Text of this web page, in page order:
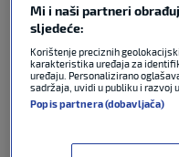
jedna dionica Cole
kasnije, kada su se
pojavili u press-sali
vrijednost je pala na
Mi i naši partneri
sljedeće:
Korištenje preciznih
karakteristika uređaja za
uređaju. Personalizirano
sadržaja, uvidi u publiku i razvoj
Popis partnera (dobavljača)